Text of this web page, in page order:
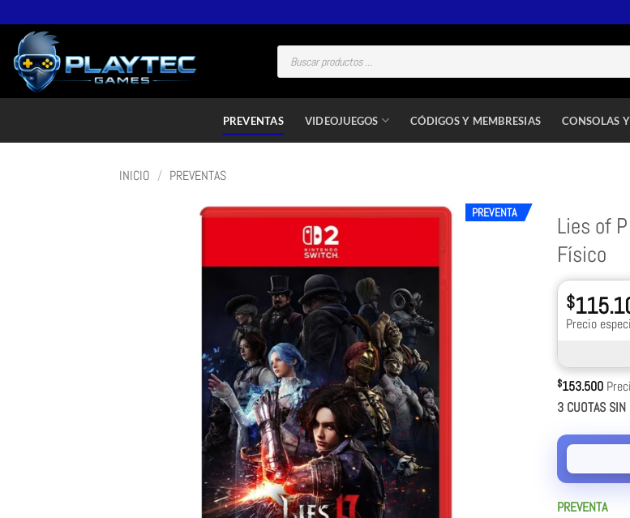
PREVENTAS VIDEOJUEGOS CÓDIGOS Y MEMBRESIAS CONSOLAS
INICIO / PREVENTAS
PREVENTA
Lies of
Físico
$
Precio
$153.500
3 CUOTAS SIN
PREVENTA